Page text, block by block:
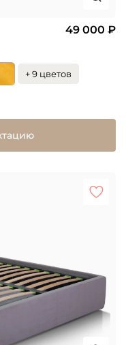
49 000 ₽
+ 9 цветов